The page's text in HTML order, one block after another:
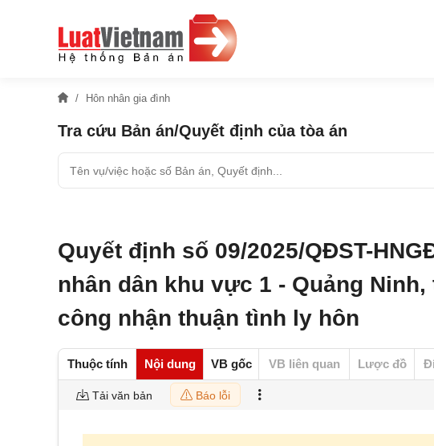
Hôn nhân gia đình
Tra cứu Bản án/Quyết định của tòa án
Quyết định số 09/2025/QĐST-
nhân dân khu vực 1 - Quảng
công nhận thuận tình ly hôn
Thuộc tính Nội dung VB gốc VB liên quan Lược đồ
Tải văn bản Báo lỗi